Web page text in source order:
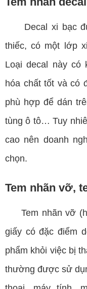
Decal xi bạc
thiếc, có một lớp
Loại decal này có
hóa chất tốt và có
phù hợp để dán
tùng ô tô… Tuy
cao nên doanh
chọn.
Tem nhãn vỡ,
Tem nhãn vỡ
giấy có đặc điểm
phẩm khỏi việc bị
thường được sử